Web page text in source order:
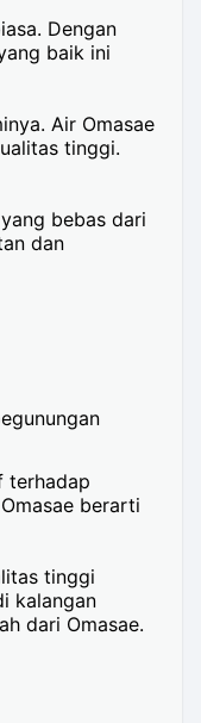
Dengan
baik ini
Air Omasae
tinggi.
bebas dari
dan
terhadap
berarti
tinggi
kalangan
dari Omasae.